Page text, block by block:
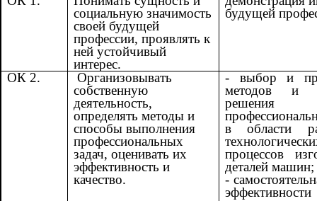
социальную значимость
своей будущей
профессии, проявлять к
ней устойчивый
интерес.
будущей
ОК 2.
Организовывать
собственную
деятельность,
определять методы и
способы выполнения
профессиональных
задач, оценивать их
эффективность и
качество.
- выбор и
методов и
решения
в области
процессов
деталей машин;
-